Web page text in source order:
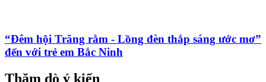
“Đêm hội Trăng rằm - Lồng đèn thắp sáng ước mơ”
đến với trẻ em Bắc Ninh
Thăm dò ý kiến